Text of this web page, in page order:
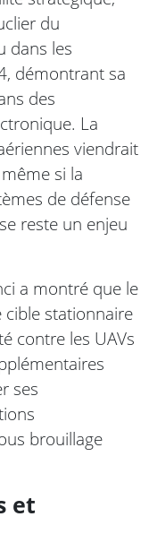
du
dans les
démontrant sa
des
La
viendrait
si la
de défense
reste un enjeu
a montré que le
stationnaire
contre les UAVs
ses
brouillage
et